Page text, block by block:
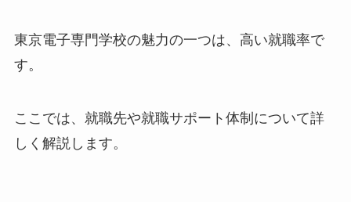
東京電子専門学校の魅力の一つは、高い就職率で
す。
ここでは、就職先や就職サポート体制について詳
しく解説します。